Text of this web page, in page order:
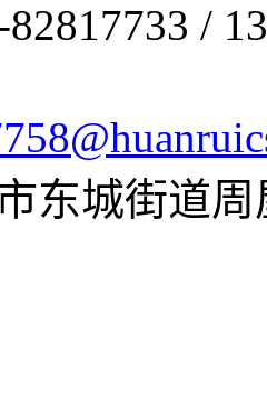
82817733
东城街道